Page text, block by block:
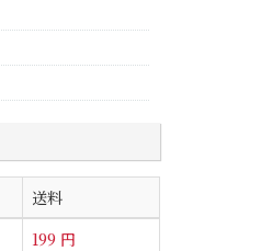
送料
199 円